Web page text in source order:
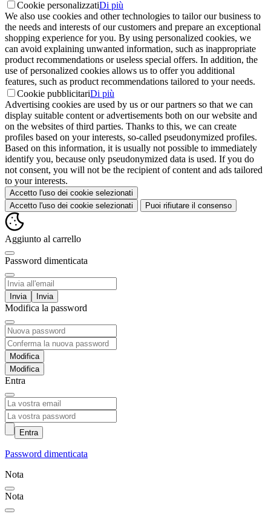
Cookie personalizzatiDi più
We also use cookies and other technologies to tailor our business to
the needs and interests of our customers and prepare an exceptional
shopping experience for you. By using personalized cookies, we
can avoid explaining unwanted information, such as inappropriate
product recommendations or useless special offers. In addition, the
use of personalized cookies allows us to offer you additional
features, such as product recommendations tailored to your needs.
Cookie pubblicitariDi più
Advertising cookies are used by us or our partners so that we can
display suitable content or advertisements both on our website and
on the websites of third parties. Thanks to this, we can create
profiles based on your interests, so-called pseudonymized profiles.
Based on this information, it is usually not possible to immediately
identify you, because only pseudonymized data is used. If you do
not consent, you will not be the recipient of content and ads tailored
to your interests.
Accetto l'uso dei cookie selezionati
Accetto l'uso dei cookie selezionati
Puoi rifiutare il consenso
Aggiunto al carrello
Password dimenticata
Invia
Modifica la password
Modifica
Entra
Entra
Password dimenticata
Nota
Nota